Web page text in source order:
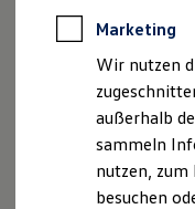
Anpfiff zum
Elektroautos
ID.
Reichweite
Probefahrt
Marketing
Wir nutzen
außerhalb
sammeln
nutzen, zum
besuchen